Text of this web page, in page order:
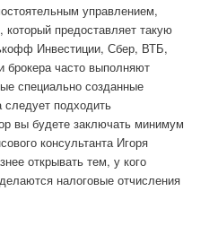
управлением,
который предоставляет такую
Инвестиции, Сбер, ВТБ,
брокера часто выполняют
специально созданные
подходить
вы будете заключать минимум
консультанта Игоря
открывать тем, у кого
налоговые отчисления